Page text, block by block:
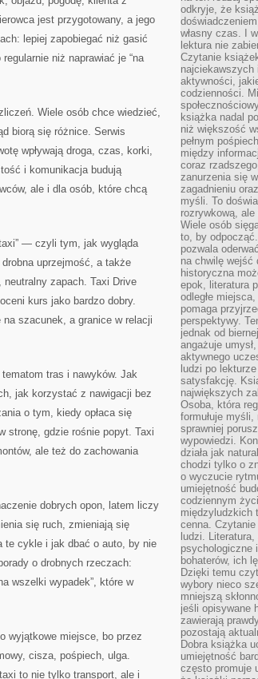
jest przygotowany, a jego
lepiej zapobiegać niż gasić
niż naprawiać je “na
Wiele osób chce wiedzieć,
biorą się różnice. Serwis
wpływają droga, czas, korki,
i komunikacja budują
ale i dla osób, które chcą
— czyli tym, jak wygląda
uprzejmość, a także
zapach. Taxi Drive
kurs jako bardzo dobry.
szacunek, a granice w relacji
tras i nawyków. Jak
jak korzystać z nawigacji bez
o tym, kiedy opłaca się
stronę, gdzie rośnie popyt. Taxi
ale też do zachowania
dobrych opon, latem liczy
się ruch, zmieniają się
te cykle i jak dbać o auto, by nie
o drobnych rzeczach:
wszelki wypadek”, które w
wyjątkowe miejsce, bo przez
cisza, pośpiech, ulga.
to nie tylko transport, ale i
odkryje, że
własny czas. I
lektura nie
Czytanie
najciekawszych
aktywności,
codzienności.
książka nadal
niż większość
pełnym
między
coraz
zanurzenia się
zagadnieniu
myśli. To
rozrywkową,
Wiele osób
to, by
pozwala
na chwilę wejść
historyczna
epok, literatura
odległe
pomaga
perspektywy.
jednak od
angażuje
aktywnego
ludzi po
satysfakcję.
największych
Osoba, która
formułuje myśli,
sprawniej
wypowiedzi.
działa jak
chodzi tylko o
o wyczucie
umiejętność
codziennym
międzyludzkich
cenna.
ludzi.
psychologiczne
bohaterów, ich
Dzięki temu
wybory nieco
mniejszą
jeśli opisywane
zawierają
pozostają
Dobra książka
umiejętność
często promuje